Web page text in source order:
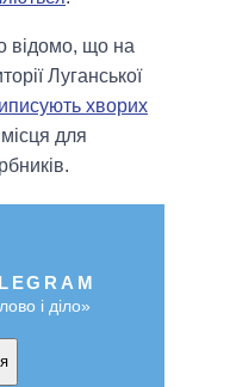
відомо, що на
Луганської
хворих
для
і діло»